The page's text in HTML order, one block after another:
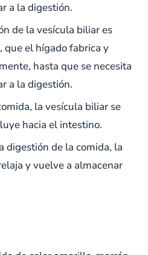
a la digestión.
de la vesícula biliar es
que el hígado fabrica y
hasta que se necesita
a la digestión.
la vesícula biliar se
hacia el intestino.
digestión de la comida, la
y vuelve a almacenar